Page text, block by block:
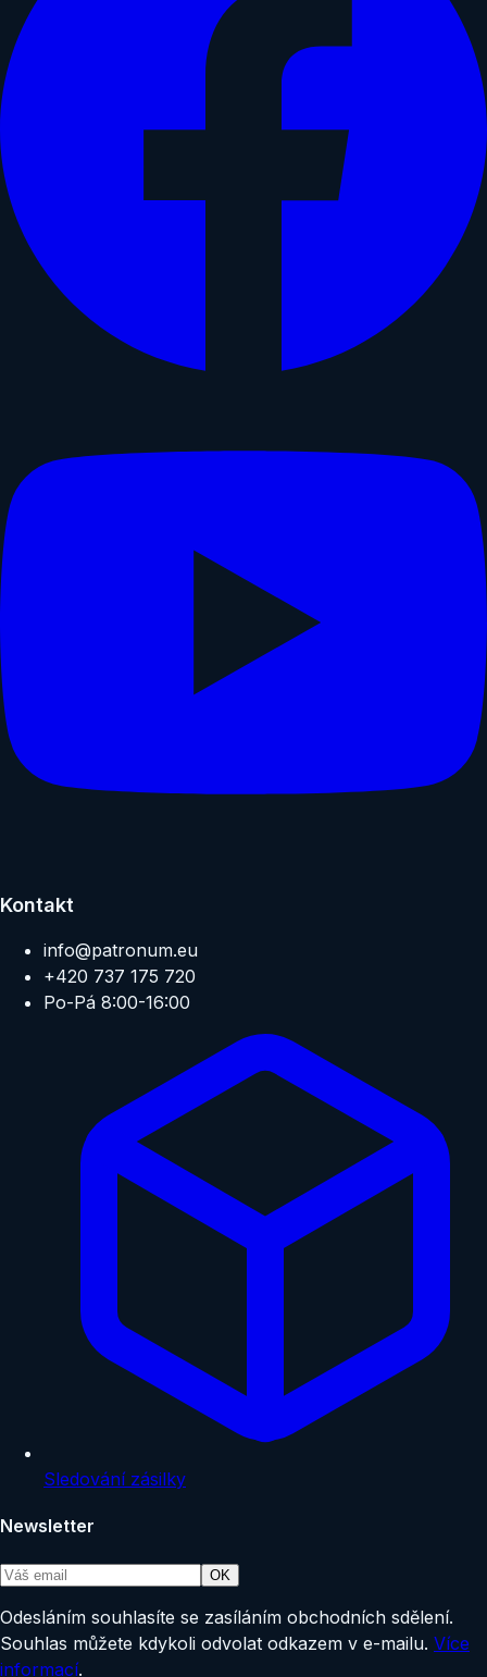
Kontakt
info@patronum.eu
+420 737 175 720
Po-Pá 8:00-16:00
Sledování zásilky
Newsletter
OK
Odesláním souhlasíte se zasíláním obchodních sdělení.
Souhlas můžete kdykoli odvolat odkazem v e-mailu. Více
informací.